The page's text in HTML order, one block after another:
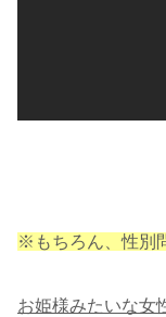
※もちろん、性別
お姫様みたいな女